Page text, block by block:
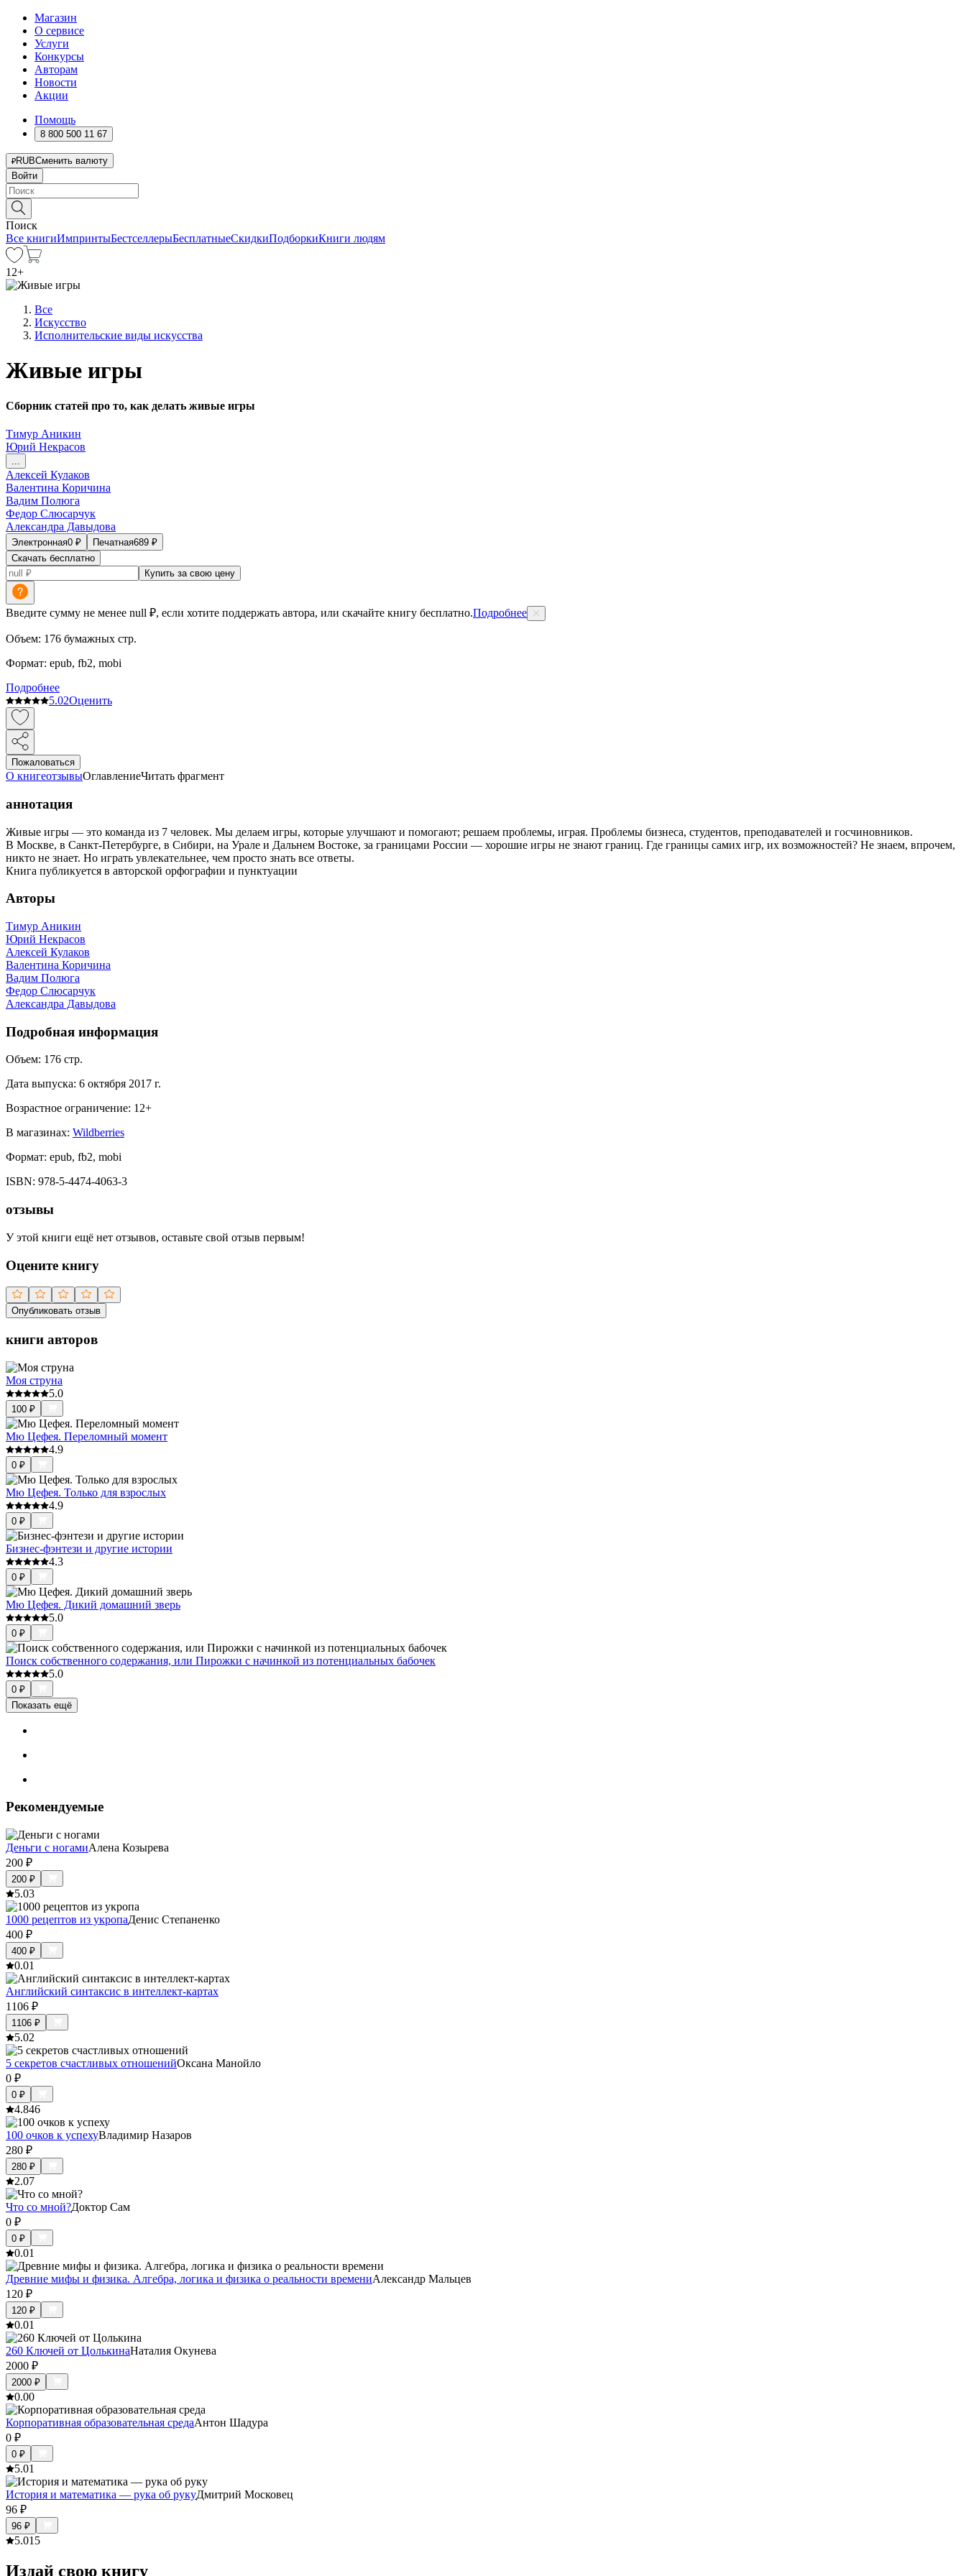
Магазин
О сервисе
Услуги
Конкурсы
Авторам
Новости
Акции
Помощь
8 800 500 11 67
RUBСменить валюту
Войти
Поиск
Все книгиИмпринтыБестселлерыБесплатныеСкидкиПодборкиКниги людям
12+
Все
Искусство
Исполнительские виды искусства
Живые игры
Сборник статей про то, как делать живые игры
Тимур Аникин
Юрий Некрасов
...
Алексей Кулаков
Валентина Коричина
Вадим Полюга
Федор Слюсарчук
Александра Давыдова
Электронная0 ₽ Печатная689 ₽
Скачать бесплатно
Купить за свою цену
Введите сумму не менее null ₽, если хотите поддержать автора, или скачайте книгу бесплатно.Подробнее
Объем: 176 бумажных стр.
Формат: epub, fb2, mobi
Подробнее
5.02Оценить
Пожаловаться
О книгеотзывыОглавлениеЧитать фрагмент
аннотация
Живые игры — это команда из 7 человек. Мы делаем игры, которые улучшают и помогают; решаем проблемы, играя. Проблемы бизнеса, студентов, преподавателей и госчиновников.
В Москве, в Санкт-Петербурге, в Сибири, на Урале и Дальнем Востоке, за границами России — хорошие игры не знают границ. Где границы самих игр, их возможностей? Не знаем, впрочем,
никто не знает. Но играть увлекательнее, чем просто знать все ответы.
Книга публикуется в авторской орфографии и пунктуации
Авторы
Тимур Аникин
Юрий Некрасов
Алексей Кулаков
Валентина Коричина
Вадим Полюга
Федор Слюсарчук
Александра Давыдова
Подробная информация
Объем: 176 стр.
Дата выпуска: 6 октября 2017 г.
Возрастное ограничение: 12+
В магазинах: Wildberries
Формат: epub, fb2, mobi
ISBN: 978-5-4474-4063-3
отзывы
У этой книги ещё нет отзывов, оставьте свой отзыв первым!
Оцените книгу
Опубликовать отзыв
книги авторов
Моя струна
5.0
100 ₽
Мю Цефея. Переломный момент
4.9
0 ₽
Мю Цефея. Только для взрослых
4.9
0 ₽
Бизнес-фэнтези и другие истории
4.3
0 ₽
Мю Цефея. Дикий домашний зверь
5.0
0 ₽
Поиск собственного содержания, или Пирожки с начинкой из потенциальных бабочек
5.0
0 ₽
Показать ещё
Рекомендуемые
Деньги с ногамиАлена Козырева
200 ₽
200 ₽
5.03
1000 рецептов из укропаДенис Степаненко
400 ₽
400 ₽
0.01
Английский синтаксис в интеллект-картах
1106 ₽
1106 ₽
5.02
5 секретов счастливых отношенийОксана Манойло
0 ₽
0 ₽
4.846
100 очков к успехуВладимир Назаров
280 ₽
280 ₽
2.07
Что со мной?Доктор Сам
0 ₽
0 ₽
0.01
Древние мифы и физика. Алгебра, логика и физика о реальности времениАлександр Мальцев
120 ₽
120 ₽
0.01
260 Ключей от ЦолькинаНаталия Окунева
2000 ₽
2000 ₽
0.00
Корпоративная образовательная средаАнтон Шадура
0 ₽
0 ₽
5.01
История и математика — рука об рукуДмитрий Московец
96 ₽
96 ₽
5.015
Издай свою книгу